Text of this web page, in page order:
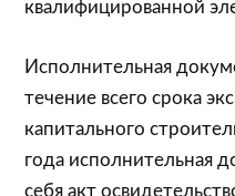
квалифицированной
Исполнительная
течение всего срока
капитального
года исполнительная
себя акт